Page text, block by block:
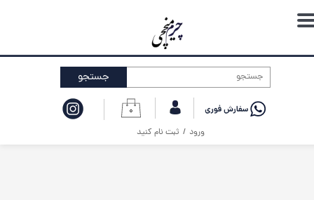
۰
ورود / ثبت نام کنید
حساب کاربری من
تغییر گذر واژه
خروج از حساب کاربری
جستجو